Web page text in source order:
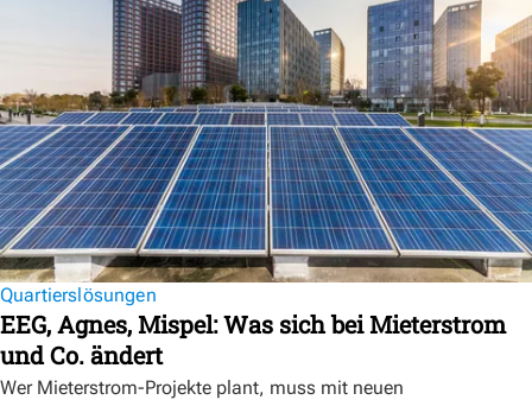
Quartierslösungen
EEG, Agnes, Mispel: Was sich bei Mieterstrom
und Co. ändert
Wer Mieterstrom-Projekte plant, muss mit neuen